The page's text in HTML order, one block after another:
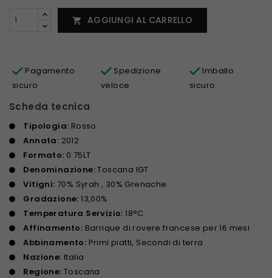
 AGGIUNGI AL CARRELLO
Pagamento
sicuro
Spedizione
veloce
Imballo
sicuro
Scheda tecnica
Tipologia: Rosso
Annata: 2012
Formato: 0.75LT
Denominazione:Toscana IGT
Vitigni: 70% Syrah , 30% Grenache
Gradazione:13,00%
Temperatura Servizio:18°C
Affinamento: Barrique di rovere francese per 16 mesi
Abbinamento: Primi piatti, Secondi di terra
Nazione: Italia
Regione:Toscana